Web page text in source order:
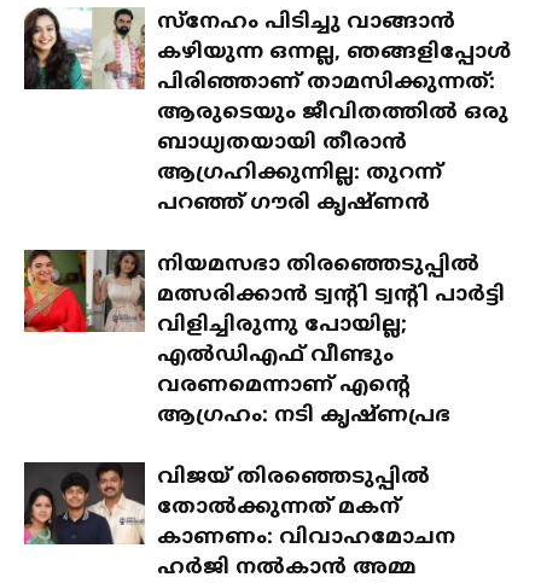
സ്‌നേഹം പിടിച്ചു വാങ്ങാൻ
കഴിയുന്ന ഒന്നല്ല, ഞങ്ങളിപ്പോൾ
പിരിഞ്ഞാണ് താമസിക്കുന്നത്:
ആരുടെയും ജീവിതത്തിൽ ഒരു
ബാധ്യതയായി തീരാൻ
ആഗ്രഹിക്കുന്നില്ല: തുറന്ന്
പറഞ്ഞ് ഗൗരി കൃഷ്ണൻ
നിയമസഭാ തിരഞ്ഞെടുപ്പിൽ
മത്സരിക്കാൻ ട്വന്റി ട്വന്റി പാർട്ടി
വിളിച്ചിരുന്നു പോയില്ല;
എൽഡിഎഫ് വീണ്ടും
വരണമെന്നാണ് എന്റെ
ആഗ്രഹം: നടി കൃഷ്ണപ്രഭ
വിജയ് തിരഞ്ഞെടുപ്പിൽ
തോൽക്കുന്നത് മകന്
കാണണം: വിവാഹമോചന
ഹർജി നൽകാൻ അമ്മ